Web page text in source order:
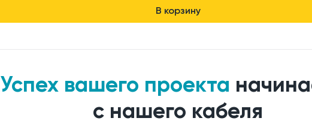
В корзину
Успех вашего проекта
с нашего кабеля